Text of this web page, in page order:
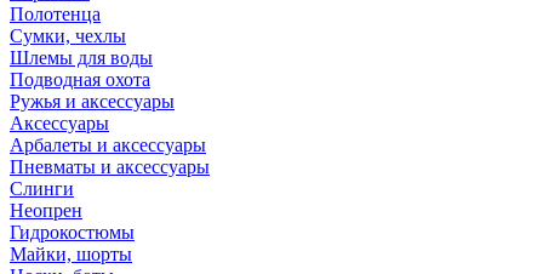
Полотенца
Сумки, чехлы
Шлемы для воды
Подводная охота
Ружья и аксессуары
Аксессуары
Арбалеты и аксессуары
Пневматы и аксессуары
Слинги
Неопрен
Гидрокостюмы
Майки, шорты